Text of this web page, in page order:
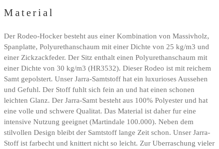
Material
Der Rodeo-Hocker besteht aus einer Kombination von Massivholz,
Spanplatte, Polyurethanschaum mit einer Dichte von 25 kg/m3 und
einer Zickzackfeder. Der Sitz enthalt einen Polyurethanschaum mit
einer Dichte von 30 kg/m3 (HR3532). Dieser Rodeo ist mit reichem
Samt gepolstert. Unser Jarra-Samtstoff hat ein luxurioses Aussehen
und Gefuhl. Der Stoff fuhlt sich fein an und hat einen schonen
leichten Glanz. Der Jarra-Samt besteht aus 100% Polyester und hat
eine volle und schwere Qualitat. Das Material ist daher fur eine
intensive Nutzung geeignet (Martindale 100.000). Neben dem
stilvollen Design bleibt der Samtstoff lange Zeit schon. Unser Jarra-
Stoff ist farbecht und knittert nicht so leicht. Zur Uberraschung vieler